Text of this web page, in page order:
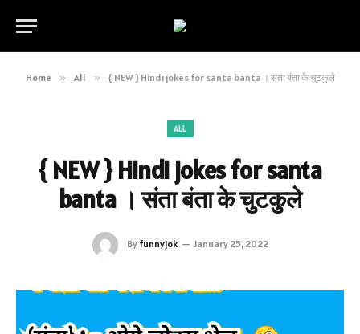
Home » All » { NEW } Hindi jokes for santa banta । संता बंता के चुटकुले
ALL
{ NEW } Hindi jokes for santa
banta । संता बंता के चुटकुले
By funnyjok January 25, 2022